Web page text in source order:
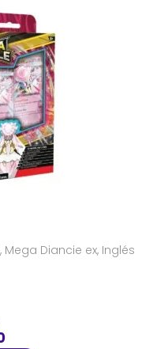
Diancie ex, Inglés